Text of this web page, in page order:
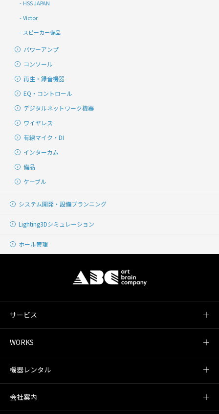
HSS JAPAN
Victor
スピーカー備品
パワーアンプ
コンソール
再生・録音機器
EQ・コントロール
デジタルネットワーク機器
ワイヤレス
有線マイク・DI
インターカム
備品
ケーブル
システム開発・ 設備プランニング
Lighting3Dシミュレーション
ホール管理
サービス
WORKS
機器レンタル
会社案内